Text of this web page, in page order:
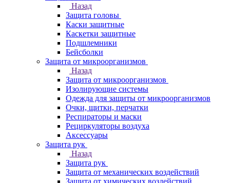
Назад
Защита головы
Каски защитные
Каскетки защитные
Подшлемники
Бейсболки
Защита от микроорганизмов
Назад
Защита от микроорганизмов
Изолирующие системы
Одежда для защиты от микроорганизмов
Очки, щитки, перчатки
Респираторы и маски
Рециркуляторы воздуха
Аксессуары
Защита рук
Назад
Защита рук
Защита от механических воздействий
Защита от химических воздействий